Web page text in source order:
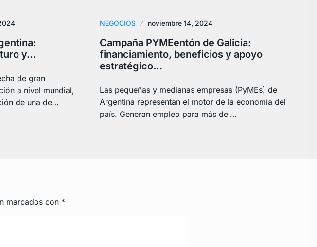
y…
de gran
a nivel mundial,
de una de…
NEGOCIOS noviembre 14, 2024
Campaña PYMEentón de Galicia:
financiamiento, beneficios y apoyo
estratégico…
Las pequeñas y medianas empresas (PyMEs) de
Argentina representan el motor de la economía del
país. Generan empleo para más del…
marcados con *